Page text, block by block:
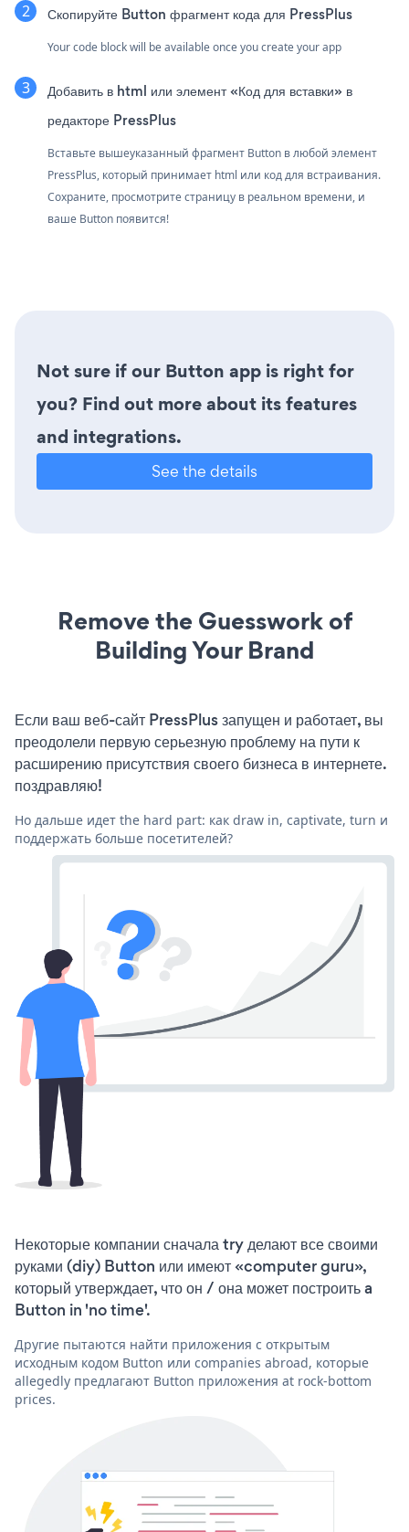
Скопируйте Button фрагмент кода для PressPlus
Your code block will be available once you create your app
Добавить в html или элемент «Код для вставки» в
редакторе PressPlus
Вставьте вышеуказанный фрагмент Button в любой элемент
PressPlus, который принимает html или код для встраивания.
Сохраните, просмотрите страницу в реальном времени, и
ваше Button появится!
Not sure if our Button app is right for
you? Find out more about its features
and integrations.
See the details
Remove the Guesswork of
Building Your Brand
Если ваш веб-сайт PressPlus запущен и работает, вы
преодолели первую серьезную проблему на пути к
расширению присутствия своего бизнеса в интернете.
поздравляю!
Но дальше идет the hard part: как draw in, captivate, turn и
поддержать больше посетителей?
Некоторые компании сначала try делают все своими
руками (diy) Button или имеют «computer guru»,
который утверждает, что он / она может построить a
Button in 'no time'.
Другие пытаются найти приложения с открытым
исходным кодом Button или companies abroad, которые
allegedly предлагают Button приложения at rock-bottom
prices.